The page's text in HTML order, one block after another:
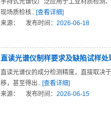
手持式光谱仪广泛应用于工业材质检测
现场质检核.. [查看详细]
来源：
发布时间： 2026-06-18
直读光谱仪制样要求及缺陷试样处
直读光谱仪的成分检测精度，直接取决
移，甚至得出.. [查看详细]
来源：
发布时间： 2026-06-15